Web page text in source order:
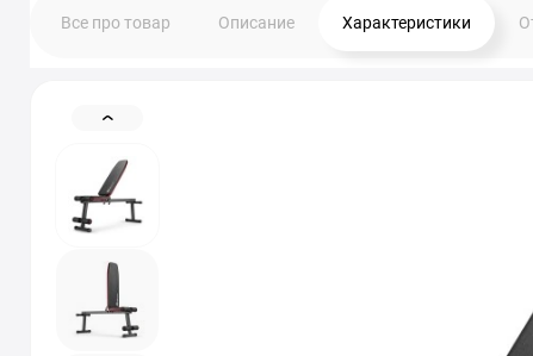
Все про товар Описание Характеристики